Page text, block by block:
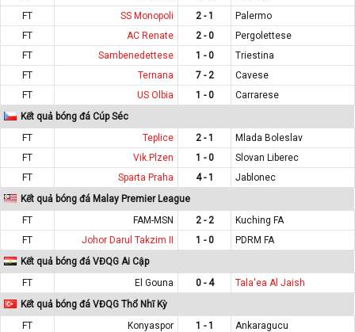
FT
SS Monopoli 2 - 1
Palermo
FT
AC Renate 2 - 0
Pergolettese
FT
Sambenedettese 1 - 0
Triestina
FT
Ternana 7 - 2
Cavese
FT
US Olbia 1 - 0
Carrarese
Kết quả bóng đá Cúp Séc
FT
Teplice 2 - 1
Mlada Boleslav
FT
Vik.Plzen 1 - 0
Slovan Liberec
FT
Sparta Praha 4 - 1
Jablonec
Kết quả bóng đá Malay Premier League
FT
FAM-MSN 2 - 2
Kuching FA
FT
Johor Darul Takzim II 1 - 0
PDRM FA
Kết quả bóng đá VĐQG Ai Cập
FT
El Gouna 0 - 4
Tala'ea Al Jaish
Kết quả bóng đá VĐQG Thổ Nhĩ Kỳ
FT
Konyaspor 1 - 1
Ankaragucu